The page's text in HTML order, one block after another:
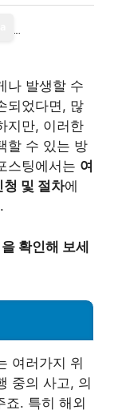
나 발생할 수
되었다면, 많
지만, 이러한
할 수 있는 방
스팅에서는 여
및 절차에
확인해 보세
여러가지 위
중의 사고, 의
죠. 특히 해외